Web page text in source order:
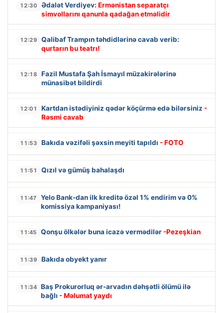
12:30 Ədalət Verdiyev: Ermənistan separatçı
simvollarını qanunla qadağan etməlidir
12:29
Qalibaf Trampın təhdidlərinə cavab verib:
qurtarın bu teatrı!
12:18
Fazil Mustafa Şah İsmayıl müzakirələrinə
münasibət bildirdi
12:01 Kartdan istədiyiniz qədər köçürmə edə bilərsiniz -
Rəsmi cavab
11:53 Bakıda vəzifəli şəxsin meyiti tapıldı - FOTO
11:51 Qızıl və gümüş bahalaşdı
11:47
Yelo Bank-dan ilk kreditə özəl 1% endirim və 0%
komissiya kampaniyası!
11:45 Qonşu ölkələr buna icazə vermədilər -Pezeşkian
11:39 Bakıda obyekt yanır
11:34 Baş Prokurorluq ər-arvadın dəhşətli ölümü ilə
bağlı - Məlumat yaydı